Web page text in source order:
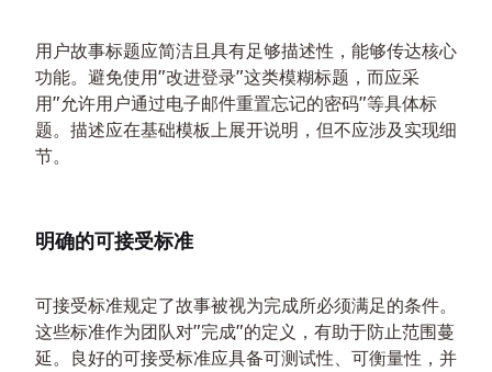
用户故事标题应简洁且具有足够描述性，能够传达核心
功能。避免使用"改进登录"这类模糊标题，而应采
用"允许用户通过电子邮件重置忘记的密码"等具体标
题。描述应在基础模板上展开说明，但不应涉及实现细
节。
明确的可接受标准
可接受标准规定了故事被视为完成所必须满足的条件。
这些标准作为团队对"完成"的定义，有助于防止范围蔓
延。良好的可接受标准应具备可测试性、可衡量性，并